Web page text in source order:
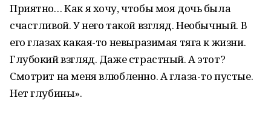
Приятно… Как я хочу, чтобы моя дочь была
счастливой. У него такой взгляд. Необычный. В
его глазах какая-то невыразимая тяга к жизни.
Глубокий взгляд. Даже страстный. А этот?
Смотрит на меня влюбленно. А глаза-то пустые.
Нет глубины».